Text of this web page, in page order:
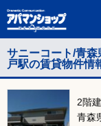
サニーコート/青森
戸駅の賃貸物件情
2階
青森